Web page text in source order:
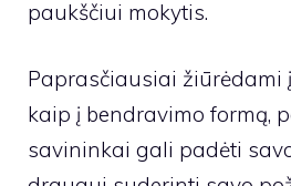
paukščiui mokytis.
Paprasčiausiai žiūrėdami
kaip į bendravimo formą,
savininkai gali padėti